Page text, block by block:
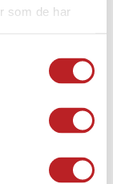
som de har